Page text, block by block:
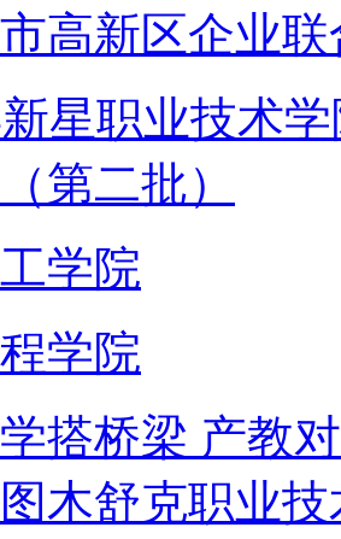
高新区企业
星职业技术
第二批）
学院
学院
搭桥梁 产教
木舒克职业